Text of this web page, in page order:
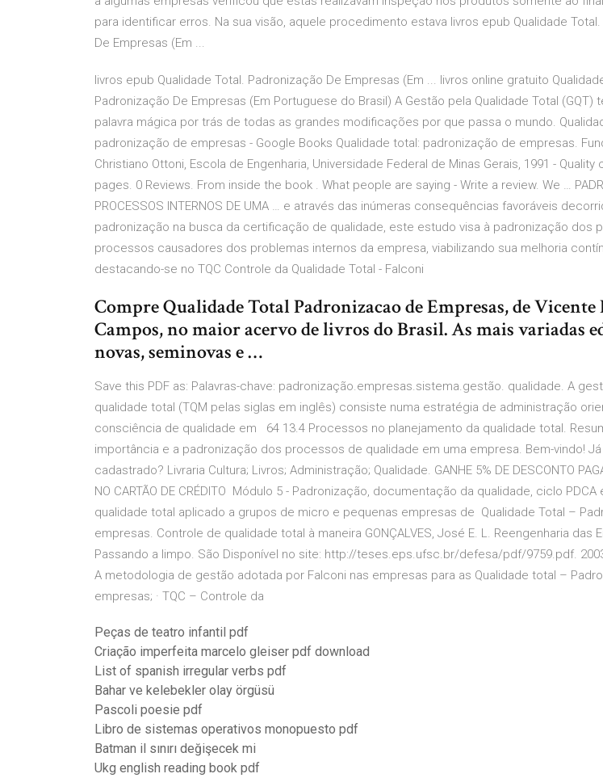
para identificar erros. Na sua visão, aquele procedimento estava livros epub Qualidade
De Empresas (Em ...
livros epub Qualidade Total. Padronização De Empresas (Em ... livros online gratuito
Padronização De Empresas (Em Portuguese do Brasil) A Gestão pela Qualidade Total (GQT)
palavra mágica por trás de todas as grandes modificações por que passa o mundo.
padronização de empresas - Google Books Qualidade total: padronização de empresas.
Christiano Ottoni, Escola de Engenharia, Universidade Federal de Minas Gerais, 1991 - Quality
pages. 0 Reviews. From inside the book . What people are saying - Write a review. We …
PROCESSOS INTERNOS DE UMA … e através das inúmeras consequências favoráveis
padronização na busca da certificação de qualidade, este estudo visa à padronização dos
processos causadores dos problemas internos da empresa, viabilizando sua melhoria
destacando-se no TQC Controle da Qualidade Total - Falconi
Compre Qualidade Total Padronizacao de Empresas, de
Campos, no maior acervo de livros do Brasil. As mais variadas
novas, seminovas e …
Save this PDF as: Palavras-chave: padronização.empresas.sistema.gestão. qualidade. A
qualidade total (TQM pelas siglas em inglês) consiste numa estratégia de administração
consciência de qualidade em 64 13.4 Processos no planejamento da qualidade total.
importância e a padronização dos processos de qualidade em uma empresa. Bem-vindo!
cadastrado? Livraria Cultura; Livros; Administração; Qualidade. GANHE 5% DE DESCONTO
NO CARTÃO DE CRÉDITO Módulo 5 - Padronização, documentação da qualidade, ciclo
qualidade total aplicado a grupos de micro e pequenas empresas de Qualidade Total –
empresas. Controle de qualidade total à maneira GONÇALVES, José E. L. Reengenharia das
Passando a limpo. São Disponível no site: http://teses.eps.ufsc.br/defesa/pdf/9759.pdf.
A metodologia de gestão adotada por Falconi nas empresas para as Qualidade total –
empresas; · TQC – Controle da
Peças de teatro infantil pdf
Criação imperfeita marcelo gleiser pdf download
List of spanish irregular verbs pdf
Bahar ve kelebekler olay örgüsü
Pascoli poesie pdf
Libro de sistemas operativos monopuesto pdf
Batman il sınırı değişecek mi
Ukg english reading book pdf